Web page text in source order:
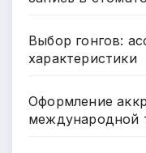
Выбор гонгов:
характеристики
Оформление
международной